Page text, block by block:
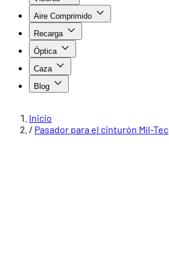
Aire Comprimido
Recarga
Óptica
Caza
Blog
Inicio
/ Pasador para el cinturón Mil-Tec